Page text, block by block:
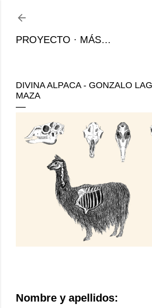
Ir al
PROYECTO MÁS…
DIVINA ALPACA - GONZALO
MAZA
Nombre y apellidos: